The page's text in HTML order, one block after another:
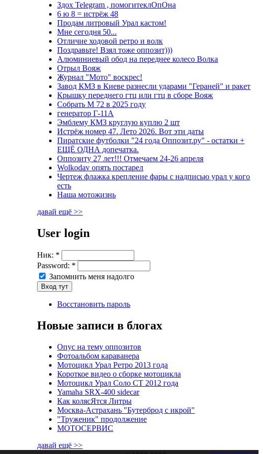
Здох Telegram , помогитеклОпОна
6 ю 8 = истрёж 48
Продам литровый Урал кастом!
Мне сегодня 50...
Отличие ходовой ретро и волк
Поздравьте! Взял тоже оппозит)))
Алюминиевый обод на переднее колесо Волка
Отрыл Вояж
Журнал "Мото" воскрес!
Завод КМЗ в Киеве разнесли ударами "Гераней" и ракет
Крышку переднего гтц или гтц в сборе Вояж
Собрать М 72 в 2025 году
генератор Г-11А
Эмблему КМЗ круглую куплю 2 шт
Истрёж номер 47. Лето 2026. Вот эти даты
Пиратские футболки "24 года Оппозит.ру" - остатки +
ЕЩЁ ОДНА допечатка.
Оппозиту 27 лет!!! Отмечаем 24-26 апреля
Wolkodav опять постарел
Чертеж флажка крепление фары с надписью урал у кого
есть
Наша мотожизнь
давай ещё >>
User login
Ник: *
Password: *
Запомнить меня надолго
Восстановить пароль
Новые записи в блогах
Опус на тему оппозитов
Фотоальбом караванера
Мотоцикл Урал Ретро 2013 года
Короткое видео о сборке мотоцикла
Мотоцикл Урал Соло СТ 2012 года
Yamaha SRX-400 sidecar
Как колясЯтся Литры
Москва-Астрахань "Бутерброд с икрой"
"Труженик" продолжение
МОТОСЕРВИС
давай ещё >>